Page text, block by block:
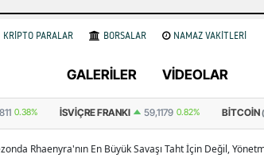
KRİPTO PARALAR BORSALAR NAMAZ VAKİTLERİ
GALERİLER VİDEOLAR
59,1179 0.82% BITCOIN(USDT) 64.941,40 -0.437%
Rhaenyra'nın En Büyük Savaşı Taht İçin Değil,